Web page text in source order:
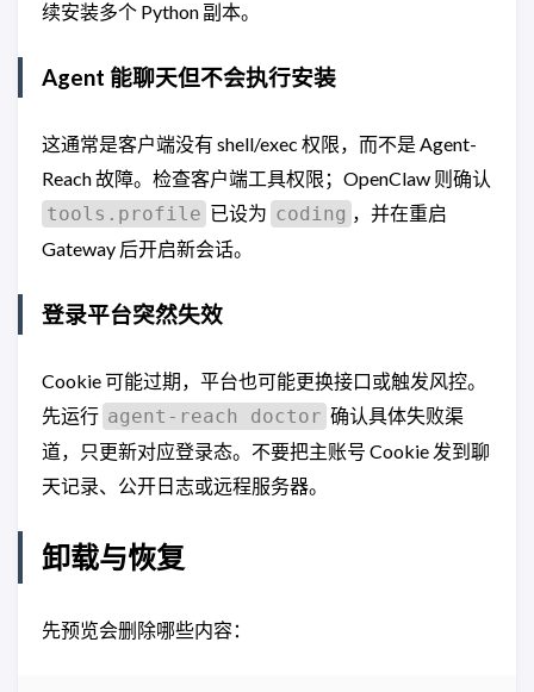
续安装多个 Python 副本。
Agent 能聊天但不会执行安装
这通常是客户端没有 shell/exec 权限，而不是 Agent-
Reach 故障。检查客户端工具权限；OpenClaw 则确认
tools.profile 已设为 coding ，并在重启
Gateway 后开启新会话。
登录平台突然失效
Cookie 可能过期，平台也可能更换接口或触发风控。
先运行 agent-reach doctor 确认具体失败渠
道，只更新对应登录态。不要把主账号 Cookie 发到聊
天记录、公开日志或远程服务器。
卸载与恢复
先预览会删除哪些内容：